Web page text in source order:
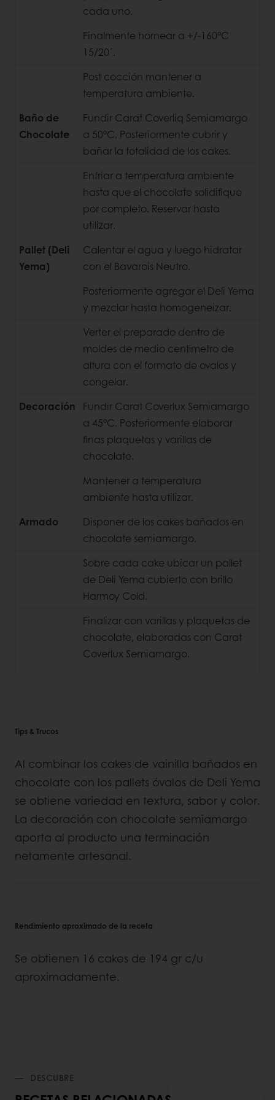
cada uno.
Finalmente hornear a +/-160°C
15/20´.
Post cocción mantener a
temperatura ambiente.
Baño de
Chocolate
Fundir Carat Coverliq Semiamargo
a 50°C. Posteriormente cubrir y
bañar la totalidad de los cakes.
Enfriar a temperatura ambiente
hasta que el chocolate solidifique
por completo. Reservar hasta
utilizar.
Pallet (Deli
Yema)
Calentar el agua y luego hidratar
con el Bavarois Neutro.
Posteriormente agregar el Deli Yema
y mezclar hasta homogeneizar.
Verter el preparado dentro de
moldes de medio centímetro de
altura con el formato de ovalos y
congelar.
Decoración
Fundir Carat Coverlux Semiamargo
a 45°C. Posteriormente elaborar
finas plaquetas y varillas de
chocolate.
Mantener a temperatura
ambiente hasta utilizar.
Armado
Disponer de los cakes bañados en
chocolate semiamargo.
Sobre cada cake ubicar un pallet
de Deli Yema cubierto con brillo
Harmoy Cold.
Finalizar con varillas y plaquetas de
chocolate, elaboradas con Carat
Coverlux Semiamargo.
Tips & Trucos
Al combinar los cakes de vainilla bañados en
chocolate con los pallets óvalos de Deli Yema
se obtiene variedad en textura, sabor y color.
La decoración con chocolate semiamargo
aporta al producto una terminación
netamente artesanal.
Rendimiento aproximado de la receta
Se obtienen 16 cakes de 194 gr c/u
aproximadamente.
DESCUBRE